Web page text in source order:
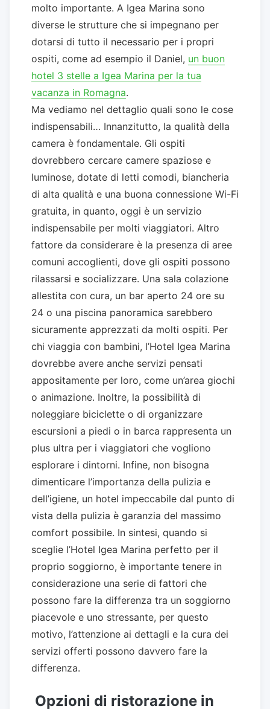
molto importante. A Igea Marina sono
diverse le strutture che si impegnano per
dotarsi di tutto il necessario per i propri
ospiti, come ad esempio il Daniel, un buon
hotel 3 stelle a Igea Marina per la tua
vacanza in Romagna.
Ma vediamo nel dettaglio quali sono le cose
indispensabili… Innanzitutto, la qualità della
camera è fondamentale. Gli ospiti
dovrebbero cercare camere spaziose e
luminose, dotate di letti comodi, biancheria
di alta qualità e una buona connessione Wi-Fi
gratuita, in quanto, oggi è un servizio
indispensabile per molti viaggiatori. Altro
fattore da considerare è la presenza di aree
comuni accoglienti, dove gli ospiti possono
rilassarsi e socializzare. Una sala colazione
allestita con cura, un bar aperto 24 ore su
24 o una piscina panoramica sarebbero
sicuramente apprezzati da molti ospiti. Per
chi viaggia con bambini, l’Hotel Igea Marina
dovrebbe avere anche servizi pensati
appositamente per loro, come un’area giochi
o animazione. Inoltre, la possibilità di
noleggiare biciclette o di organizzare
escursioni a piedi o in barca rappresenta un
plus ultra per i viaggiatori che vogliono
esplorare i dintorni. Infine, non bisogna
dimenticare l’importanza della pulizia e
dell’igiene, un hotel impeccabile dal punto di
vista della pulizia è garanzia del massimo
comfort possibile. In sintesi, quando si
sceglie l’Hotel Igea Marina perfetto per il
proprio soggiorno, è importante tenere in
considerazione una serie di fattori che
possono fare la differenza tra un soggiorno
piacevole e uno stressante, per questo
motivo, l’attenzione ai dettagli e la cura dei
servizi offerti possono davvero fare la
differenza.
Opzioni di ristorazione in